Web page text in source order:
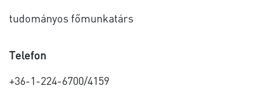
tudományos főmunkatárs
Telefon
+36-1-224-6700/4159